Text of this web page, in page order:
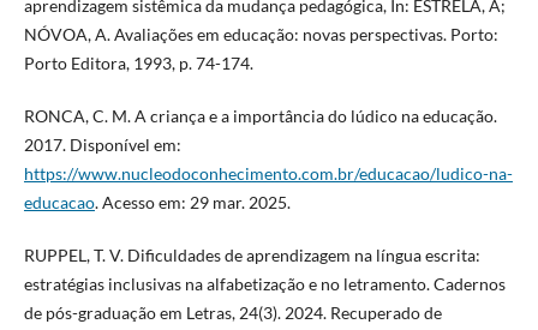
aprendizagem sistêmica da mudança pedagógica, In: ESTRELA, A;
NÓVOA, A. Avaliações em educação: novas perspectivas. Porto:
Porto Editora, 1993, p. 74-174.
RONCA, C. M. A criança e a importância do lúdico na educação.
2017. Disponível em:
https://www.nucleodoconhecimento.com.br/educacao/ludico-na-
educacao. Acesso em: 29 mar. 2025.
RUPPEL, T. V. Dificuldades de aprendizagem na língua escrita:
estratégias inclusivas na alfabetização e no letramento. Cadernos
de pós-graduação em Letras, 24(3). 2024. Recuperado de